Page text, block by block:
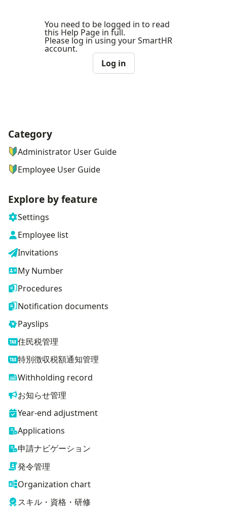
You need to be logged in to read
this Help Page in full.
Please log in using your SmartHR
account.
Log in
ナビゲーションメニュー
Category
Administrator User Guide
Employee User Guide
Explore by feature
Settings
Employee list
Invitations
My Number
Procedures
Notification documents
Payslips
住民税管理
特別徴収税額通知管理
Withholding record
お知らせ管理
Year-end adjustment
Applications
申請ナビゲーション
発令管理
Organization chart
スキル・資格・研修